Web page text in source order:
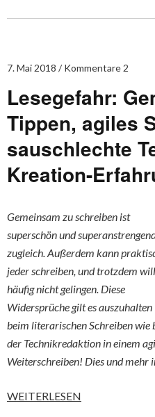
7. Mai 2018 Kommentare 2
Lesegefahr:
Tippen, agiles
sauschlechte
Kreation-
Gemeinsam zu schreiben ist
superschön und
zugleich. Außerdem kann
jeder schreiben, und trotzdem
häufig nicht gelingen. Diese
Widersprüche gilt es auszuhalten
beim literarischen Schreiben wie
der Technikredaktion in einem
Weiterschreiben! Dies und mehr
WEITERLESEN